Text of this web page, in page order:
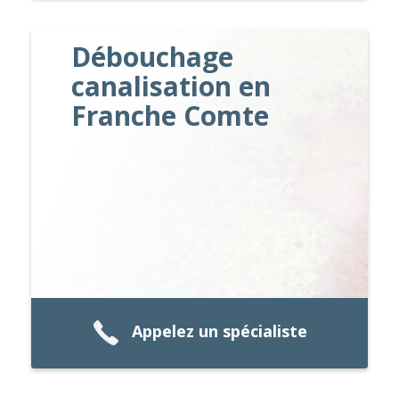
Débouchage
canalisation en
Franche Comte
Appelez un spécialiste